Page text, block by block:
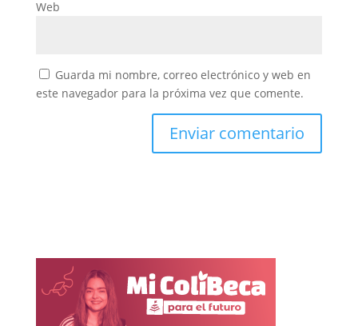
Web
Guarda mi nombre, correo electrónico y web en
este navegador para la próxima vez que comente.